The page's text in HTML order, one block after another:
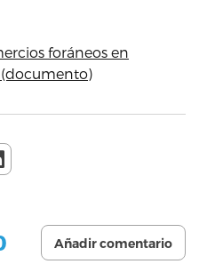
foráneos en
Añadir comentario